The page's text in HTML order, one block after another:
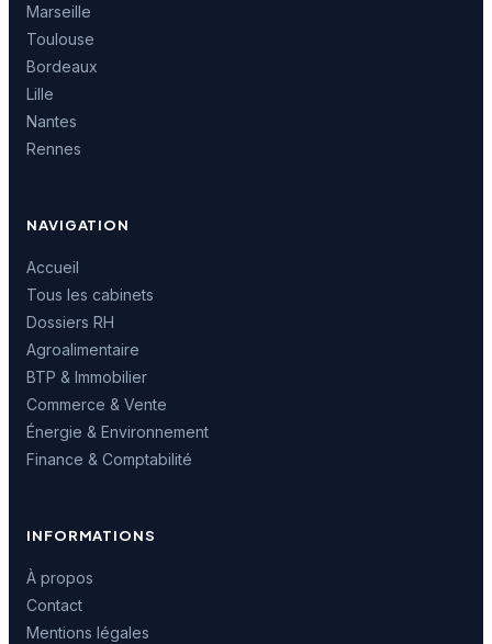
Marseille
Toulouse
Bordeaux
Lille
Nantes
Rennes
NAVIGATION
Accueil
Tous les cabinets
Dossiers RH
Agroalimentaire
BTP & Immobilier
Commerce & Vente
Énergie & Environnement
Finance & Comptabilité
INFORMATIONS
À propos
Contact
Mentions légales